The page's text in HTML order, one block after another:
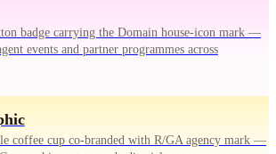
badge carrying the Domain house-icon mark —
events and partner programmes across
coffee cup co-branded with R/GA agency mark —